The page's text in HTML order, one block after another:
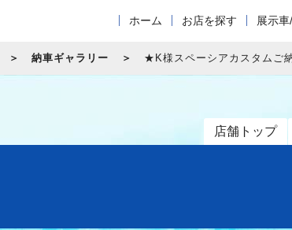
ホーム お店を探す 展示
納車ギャラリー ★K様スペーシアカスタムご
店舗トップ